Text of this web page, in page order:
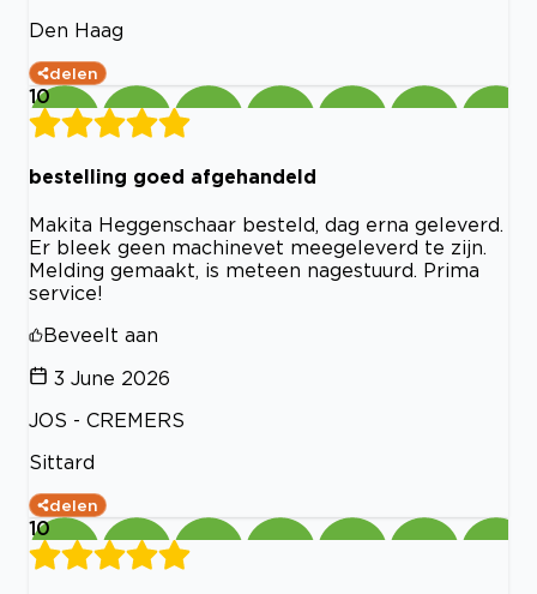
Den Haag
delen
10
bestelling goed afgehandeld
Makita Heggenschaar besteld, dag erna geleverd.
Er bleek geen machinevet meegeleverd te zijn.
Melding gemaakt, is meteen nagestuurd. Prima
service!
Beveelt aan
3 June 2026
JOS - CREMERS
Sittard
delen
10